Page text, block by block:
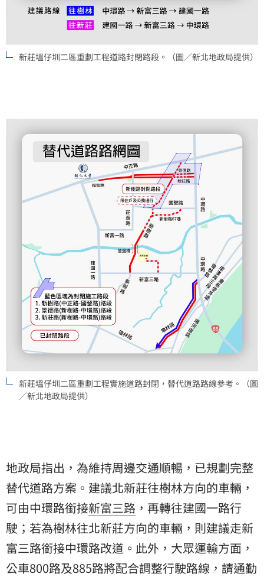
新莊塭仔圳二區重劃工程道路封閉路段。（圖／新北地政局提供）
新莊塭仔圳二區重劃工程實施道路封閉，替代道路路線參考。（圖
／新北地政局提供）
地政局指出，為維持周邊交通順暢，已規劃完整
替代道路方案。建議北新莊往樹林方向的車輛，
可由中環路銜接新富三路 ，再轉往建國一路行
駛；若為樹林往北新莊方向的車輛，則建議走新
富三路銜接中環路改道。此外，大眾運輸方面，
公車800路及885路將配合調整行駛路線，請通勤